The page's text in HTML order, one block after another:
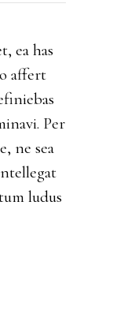
ea has
affert
Per
ne sea
ludus